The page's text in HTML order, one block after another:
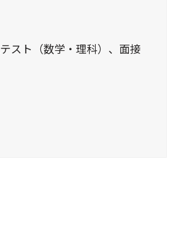
スト（数学・理科）、面接